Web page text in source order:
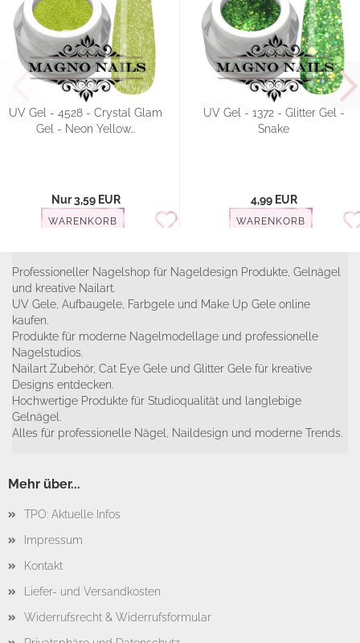
UV Gel - 4528 - Crystal Glam
Gel - Neon Yellow...
Nur 3,59 EUR
WARENKORB
UV Gel - 1372 - Glitter Gel -
Snake
4,99 EUR
WARENKORB
Professioneller Nagelshop für Nageldesign Produkte, Gelnägel
und kreative Nailart.
UV Gele, Aufbaugele, Farbgele und Make Up Gele online
kaufen.
Produkte für moderne Nagelmodellage und professionelle
Nagelstudios.
Nailart Zubehör, Cat Eye Gele und Glitter Gele für kreative
Designs entdecken.
Hochwertige Produkte für Studioqualität und langlebige
Gelnägel.
Alles für professionelle Nägel, Naildesign und moderne Trends.
Mehr über...
TPO: Aktuelle Infos
Impressum
Kontakt
Liefer- und Versandkosten
Widerrufsrecht & Widerrufsformular